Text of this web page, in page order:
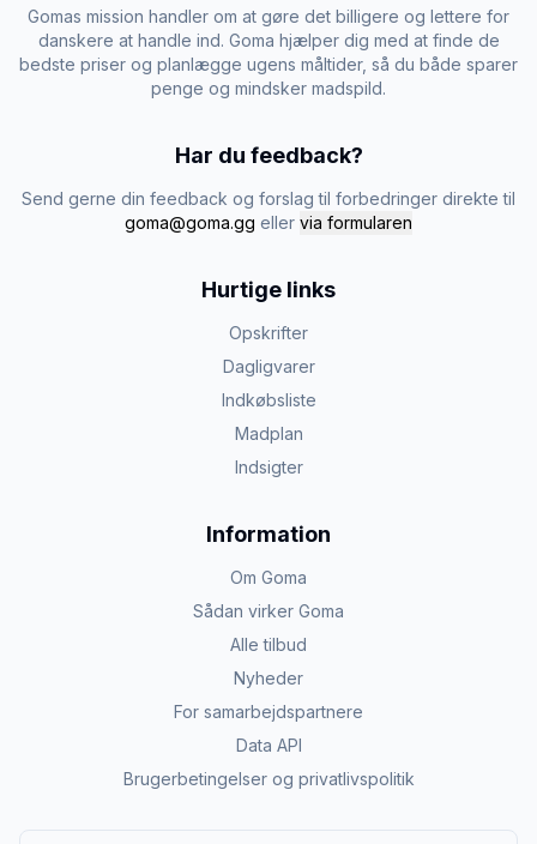
Gomas mission handler om at gøre det billigere og lettere for
danskere at handle ind. Goma hjælper dig med at finde de
bedste priser og planlægge ugens måltider, så du både sparer
penge og mindsker madspild.
Har du feedback?
Send gerne din feedback og forslag til forbedringer direkte til
goma@goma.gg eller via formularen
Hurtige links
Opskrifter
Dagligvarer
Indkøbsliste
Madplan
Indsigter
Information
Om Goma
Sådan virker Goma
Alle tilbud
Nyheder
For samarbejdspartnere
Data API
Brugerbetingelser og privatlivspolitik